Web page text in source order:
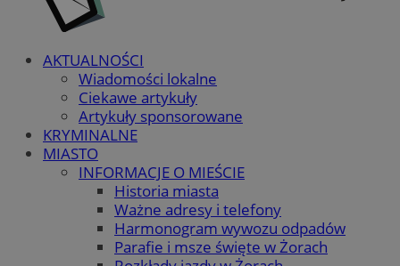
AKTUALNOŚCI
Wiadomości lokalne
Ciekawe artykuły
Artykuły sponsorowane
KRYMINALNE
MIASTO
INFORMACJE O MIEŚCIE
Historia miasta
Ważne adresy i telefony
Harmonogram wywozu odpadów
Parafie i msze święte w Żorach